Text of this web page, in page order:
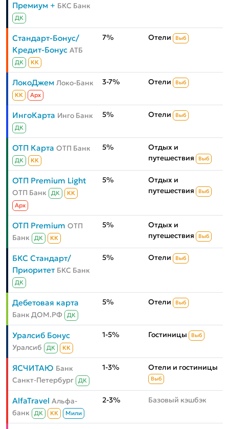
Премиум + БКС Банк
ДК
Стандарт-Бонус/
Кредит-Бонус АТБ
ДК КК
7% Отели Выб
ЛокоДжем Локо-Банк
КК Aрх
3-7% Отели Выб
ИнгоКарта Инго Банк
ДК
5% Отели Выб
ОТП Карта ОТП Банк
ДК КК
5%
Отдых и
путешествия
Выб
ОТП Premium Light
ОТП Банк ДК
КК
Aрх
5%
Отдых и
путешествия
Выб
ОТП Premium ОТП
Банк
ДК КК
5%
Отдых и
путешествия
Выб
БКС Стандарт/
Приоритет БКС Банк
ДК
5% Отели Выб
Дебетовая карта
Банк ДОМ.РФ ДК
5% Отели Выб
Уралсиб Бонус
Уралсиб ДК КК
1-5% Гостиницы Выб
ЯСЧИТАЮ Банк
Санкт-Петербург
ДК
1-3% Отели и гостиницы
Выб
AlfaTravel Альфа-
банк
ДК КК Мили
2-3% Базовый кэшбэк